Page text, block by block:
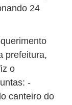
24
prefeitura,
o
-
canteiro do